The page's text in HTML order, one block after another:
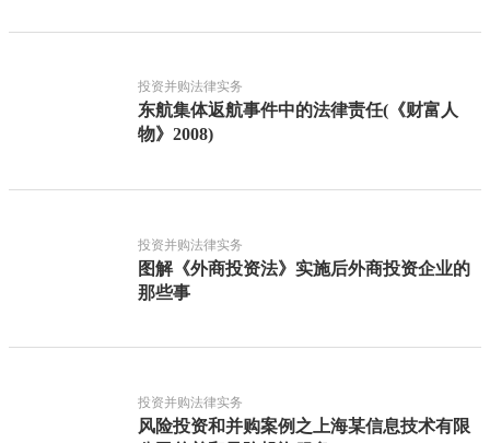
投资并购法律实务
东航集体返航事件中的法律责任(《财富人
物》2008)
投资并购法律实务
图解《外商投资法》实施后外商投资企业的
那些事
投资并购法律实务
风险投资和并购案例之上海某信息技术有限